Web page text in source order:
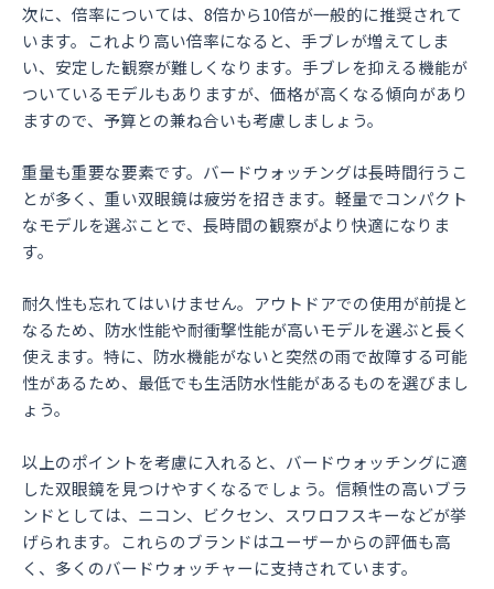
次に、倍率については、8倍から10倍が一般的に推奨されて
います。これより高い倍率になると、手ブレが増えてしま
い、安定した観察が難しくなります。手ブレを抑える機能が
ついているモデルもありますが、価格が高くなる傾向があり
ますので、予算との兼ね合いも考慮しましょう。
重量も重要な要素です。バードウォッチングは長時間行うこ
とが多く、重い双眼鏡は疲労を招きます。軽量でコンパクト
なモデルを選ぶことで、長時間の観察がより快適になりま
す。
耐久性も忘れてはいけません。アウトドアでの使用が前提と
なるため、防水性能や耐衝撃性能が高いモデルを選ぶと長く
使えます。特に、防水機能がないと突然の雨で故障する可能
性があるため、最低でも生活防水性能があるものを選びまし
ょう。
以上のポイントを考慮に入れると、バードウォッチングに適
した双眼鏡を見つけやすくなるでしょう。信頼性の高いブラ
ンドとしては、ニコン、ビクセン、スワロフスキーなどが挙
げられます。これらのブランドはユーザーからの評価も高
く、多くのバードウォッチャーに支持されています。